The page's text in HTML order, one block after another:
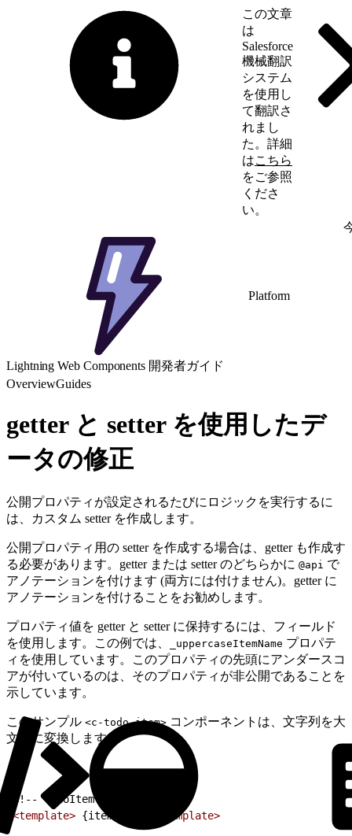
この文章
は
Salesforce
機械翻訳
システム
を使用し
て翻訳さ
れまし
た。詳細
はこちら
をご参照
くださ
い。
Platform
Lightning Web Components 開発者ガイド
OverviewGuides
getter と setter を使用したデ
ータの修正
公開プロパティが設定されるたびにロジックを実行するに
は、カスタム setter を作成します。
公開プロパティ用の setter を作成する場合は、getter も作成す
る必要があります。getter または setter のどちらかに @api で
アノテーションを付けます (両方には付けません)。getter に
アノテーションを付けることをお勧めします。
プロパティ値を getter と setter に保持するには、フィールド
を使用します。この例では、
_uppercaseItemName プロパテ
ィを使用しています。このプロパティの先頭にアンダースコ
アが付いているのは、そのプロパティが非公開であることを
示しています。
このサンプル <c-todo-item> コンポーネントは、文字列を大
文字に変換します。
<!-- todoItem.html -->
<template> {itemName} </template>